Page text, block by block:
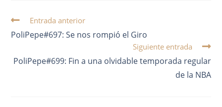
Entrada anterior
PoliPepe#697: Se nos rompió el Giro
Siguiente entrada
PoliPepe#699: Fin a una olvidable temporada regular
de la NBA